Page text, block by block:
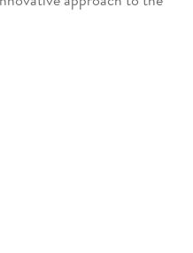
a valuable resource for
and Islamic studies.